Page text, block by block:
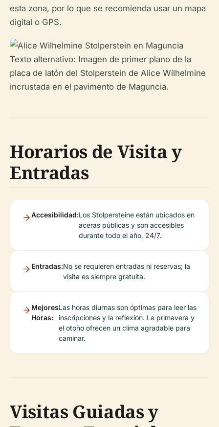
esta zona, por lo que se recomienda usar un mapa
digital o GPS.
Texto alternativo: Imagen de primer plano de la
placa de latón del Stolperstein de Alice Wilhelmine
incrustada en el pavimento de Maguncia.
Horarios de Visita y
Entradas
Accesibilidad:Los Stolpersteine están ubicados en
aceras públicas y son accesibles
durante todo el año, 24/7.
Entradas:No se requieren entradas ni reservas; la
visita es siempre gratuita.
Mejores
Horas:
Las horas diurnas son óptimas para leer las
inscripciones y la reflexión. La primavera y
el otoño ofrecen un clima agradable para
caminar.
Visitas Guiadas y